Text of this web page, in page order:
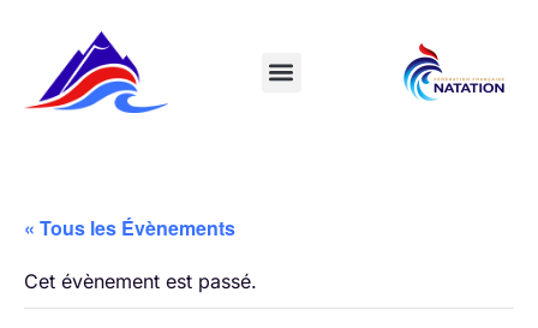
« Tous les Évènements
Cet évènement est passé.